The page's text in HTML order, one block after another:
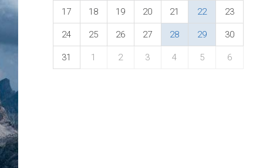
17 18 19 20 21 22 23
24 25 26 27 28 29 30
31 1 2 3 4 5 6